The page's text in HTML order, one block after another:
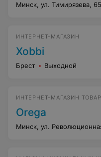
Минск, ул. Тимирязева,
ИНТЕРНЕТ-МАГАЗИН
Xobbi
Брест Выходной
ИНТЕРНЕТ-МАГАЗИН
Orega
Минск, ул.